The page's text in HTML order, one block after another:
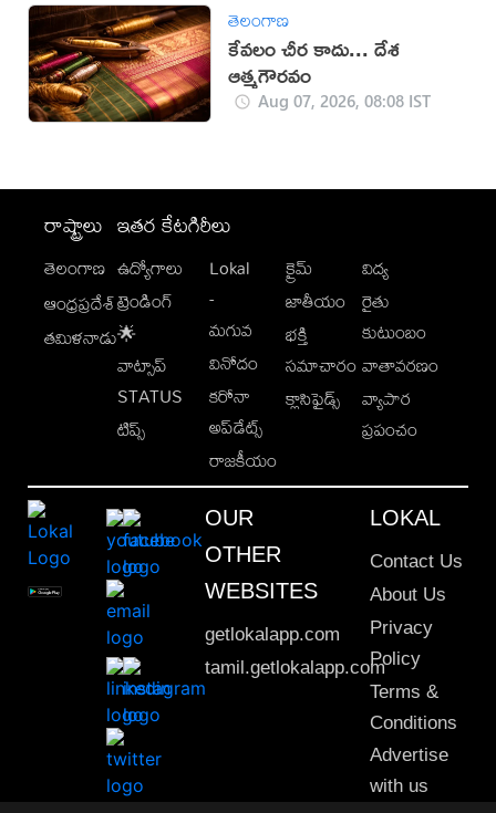
తెలంగాణ
కేవలం చీర కాదు... దేశ
ఆత్మగౌరవం
Aug 07, 2026, 08:08 IST
రాష్ట్రాలు
తెలంగాణ
ఆంధ్రప్రదేశ్
తమిళనాడు
ఇతర కేటగిరీలు
ఉద్యోగాలు
ట్రెండింగ్
🌟
వాట్సాప్
STATUS
టిప్స్
Lokal
-
మగువ
వినోదం
కరోనా
అప్‌డేట్స్
రాజకీయం
క్రైమ్
జాతీయం
భక్తి
సమాచారం
క్లాసిఫైడ్స్
విద్య
రైతు
కుటుంబం
వాతావరణం
వ్యాపార
ప్రపంచం
OUR
OTHER
WEBSITES
getlokalapp.com
tamil.getlokalapp.com
LOKAL
Contact Us
About Us
Privacy
Policy
Terms &
Conditions
Advertise
with us